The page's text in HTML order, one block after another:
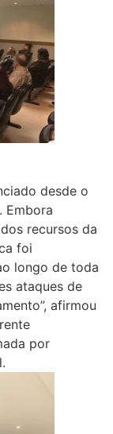
desde o
Embora
recursos da
foi
longo de toda
ataques de
afirmou
por